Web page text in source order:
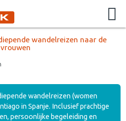
wandelreizen naar de
wandelreizen (women
in Spanje. Inclusief prachtige
persoonlijke begeleiding en